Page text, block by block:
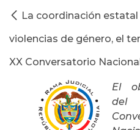
La coordinación estatal
violencias de género, el
XX Conversatorio
El